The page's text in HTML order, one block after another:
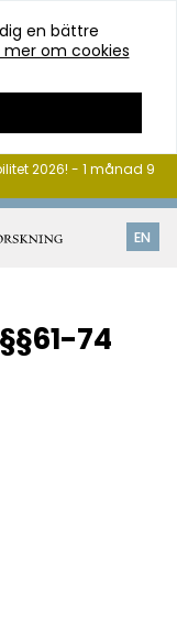
en bättre
mer om cookies
EN
2026! - 1 månad 9
74